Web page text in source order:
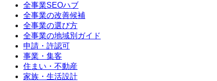
全事業SEOハブ
全事業の改善候補
全事業の選び方
全事業の地域別ガイド
申請・許認可
事業・集客
住まい・不動産
家族・生活設計